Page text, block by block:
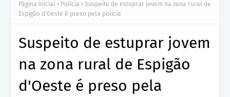
Guaporé
Página inicial Polícia
Suspeito de estuprar jovem na zona rural de
Espigão d'Oeste é preso pela polícia
Suspeito de estuprar jovem
na zona rural de Espigão
d'Oeste é preso pela